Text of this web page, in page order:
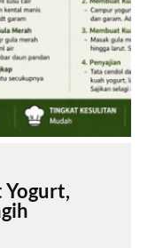
Yogurt,